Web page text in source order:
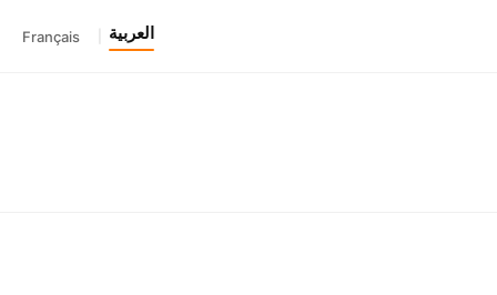
العربية Français